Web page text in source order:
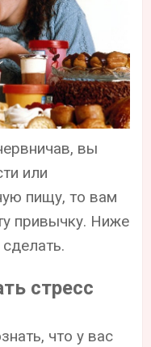
вы
или
пищу, то вам
привычку. Ниже
стресс
что у вас